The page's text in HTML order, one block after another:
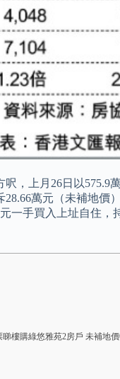
，上月26日以575.9
萬元（未補地價
一手買入上址自住，
樓購綠悠雅苑2房戶 未補地